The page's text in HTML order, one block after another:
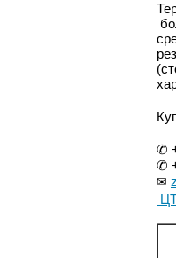
✆
✆
✉